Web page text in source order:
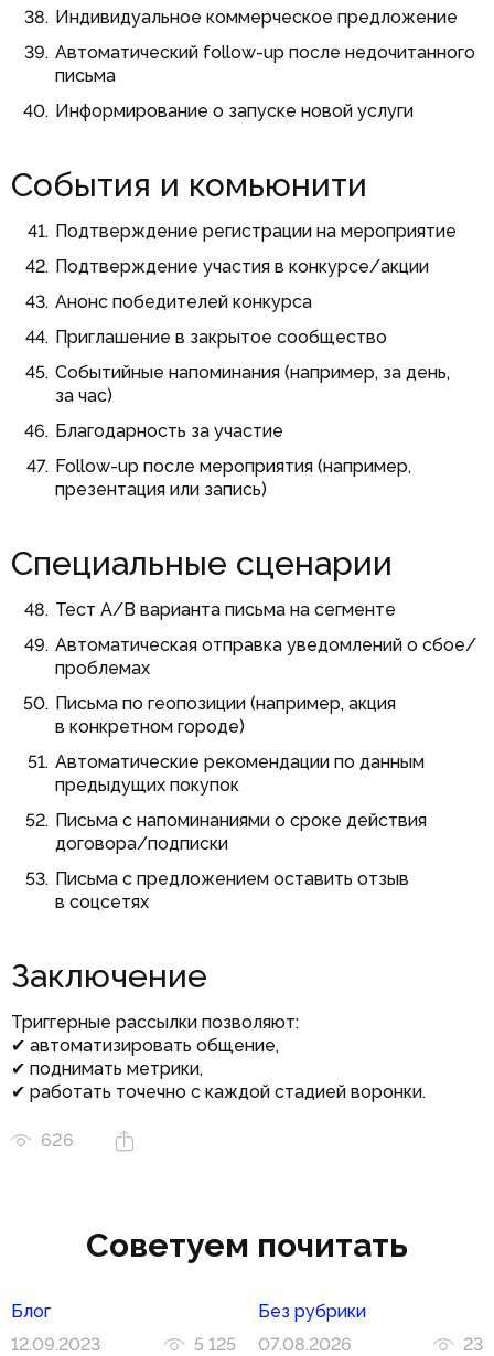
Индивидуальное коммерческое предложение
Автоматический follow-up после недочитанного
письма
Информирование о запуске новой услуги
События и комьюнити
Подтверждение регистрации на мероприятие
Подтверждение участия в конкурсе/акции
Анонс победителей конкурса
Приглашение в закрытое сообщество
Событийные напоминания (например, за день,
за час)
Благодарность за участие
Follow-up после мероприятия (например,
презентация или запись)
Специальные сценарии
Тест A/B варианта письма на сегменте
Автоматическая отправка уведомлений о сбое/
проблемах
Письма по геопозиции (например, акция
в конкретном городе)
Автоматические рекомендации по данным
предыдущих покупок
Письма с напоминаниями о сроке действия
договора/подписки
Письма с предложением оставить отзыв
в соцсетях
Заключение
Триггерные рассылки позволяют:
✔ автоматизировать общение,
✔ поднимать метрики,
✔ работать точечно с каждой стадией воронки.
626
Советуем почитать
Блог
12.09.2023
5 125
Без рубрики
07.08.2026
23